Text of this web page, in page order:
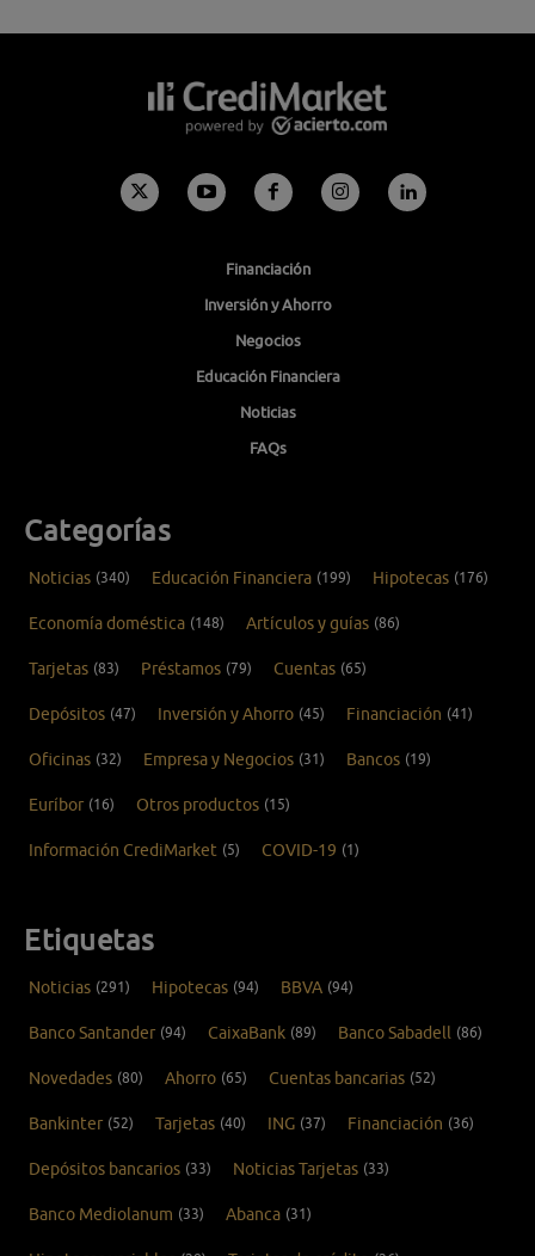
Financiación
Inversión y Ahorro
Negocios
Educación Financiera
Noticias
FAQs
Categorías
Noticias (340) Educación Financiera (199) Hipotecas (176)
Economía doméstica (148) Artículos y guías (86)
Tarjetas (83) Préstamos (79) Cuentas (65)
Depósitos (47) Inversión y Ahorro (45) Financiación (41)
Oficinas (32) Empresa y Negocios (31) Bancos (19)
Euríbor (16) Otros productos (15)
Información CrediMarket (5) COVID-19 (1)
Etiquetas
Noticias (291) Hipotecas (94) BBVA (94)
Banco Santander (94) CaixaBank (89) Banco Sabadell (86)
Novedades (80) Ahorro (65) Cuentas bancarias (52)
Bankinter (52) Tarjetas (40) ING (37) Financiación (36)
Depósitos bancarios (33) Noticias Tarjetas (33)
Banco Mediolanum (33) Abanca (31)